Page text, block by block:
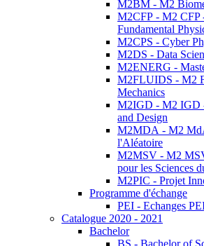
M2BM - M2
M2CFP - M2 CFP
Fundamental
M2CPS - Cyber
M2DS - Data
M2ENERG -
M2FLUIDS - M2
Mechanics
M2IGD - M2 IGD
and Design
M2MDA - M2
l'Aléatoire
M2MSV - M2
pour les Sciences
M2PIC - Projet
Programme d'échange
PEI - Echanges
Catalogue 2020 - 2021
Bachelor
BS - Bachelor of